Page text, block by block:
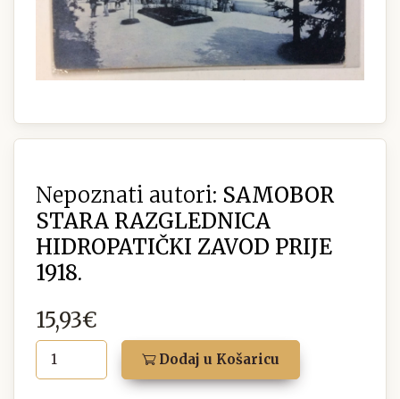
Nepoznati autori: SAMOBOR
STARA RAZGLEDNICA
HIDROPATIČKI ZAVOD PRIJE
1918.
15,93€
Dodaj u Košaricu